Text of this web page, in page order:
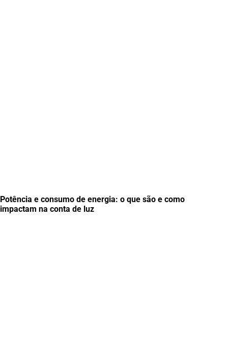
Potência e consumo de energia: o que são e como
impactam na conta de luz